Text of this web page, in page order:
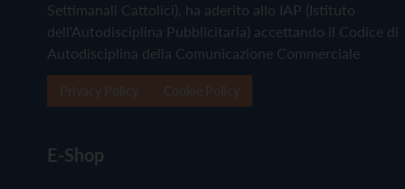
Settimanali Cattolici), ha aderito allo IAP (Istituto
dell'Autodisciplina Pubblicitaria) accettando il Codice di
Autodisciplina della Comunicazione Commerciale
E-Shop